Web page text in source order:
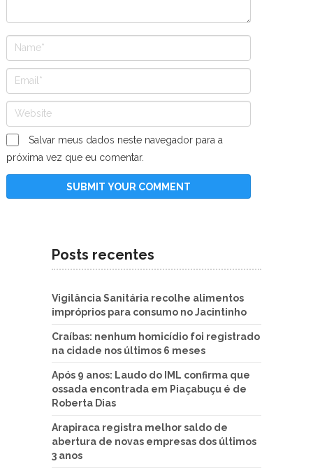
Salvar meus dados neste navegador para a
próxima vez que eu comentar.
Posts recentes
Vigilância Sanitária recolhe alimentos
impróprios para consumo no Jacintinho
Craíbas: nenhum homicídio foi registrado
na cidade nos últimos 6 meses
Após 9 anos: Laudo do IML confirma que
ossada encontrada em Piaçabuçu é de
Roberta Dias
Arapiraca registra melhor saldo de
abertura de novas empresas dos últimos
3 anos